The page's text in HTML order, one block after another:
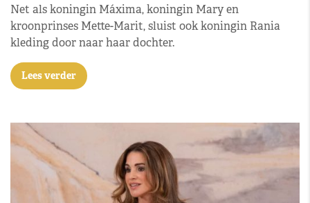
Net als koningin Máxima, koningin Mary en
kroonprinses Mette-Marit, sluist ook koningin Rania
kleding door naar haar dochter.
Lees verder